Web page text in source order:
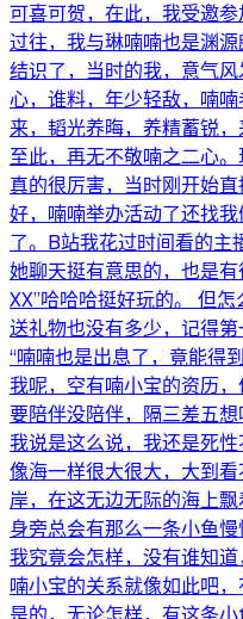
可喜可贺，在此，我受邀
过往，我与琳喃喃也是渊
结识了，当时的我，意气
心，谁料，年少轻敌，喃
来，韬光养晦，养精蓄锐，
至此，再无不敬喃之二心
真的很厉害，当时刚开始
好，喃喃举办活动了还找
了。B站我花过时间看的主
她聊天挺有意思的，也是有
XX”哈哈哈挺好玩的。 但
送礼物也没有多少，记得
“喃喃也是出息了，竟能得
我呢，空有喃小宝的资历，
要陪伴没陪伴，隔三差五
我说是这么说，我还是死
像海一样很大很大，大到
岸，在这无边无际的海上
身旁总会有那么一条小鱼
我究竟会怎样，没有谁知
喃小宝的关系就像如此吧，